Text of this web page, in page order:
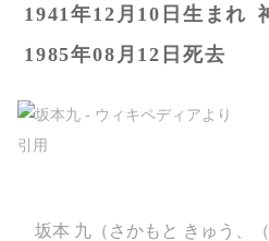
1941年12月10日生まれ
1985年08月12日死去
坂本 九（さかもと きゅう、